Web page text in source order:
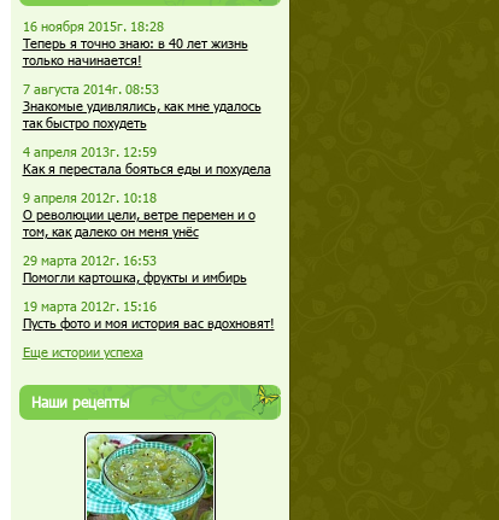
16 ноября 2015г. 18:28
Теперь я точно знаю: в 40 лет жизнь
только начинается!
7 августа 2014г. 08:53
Знакомые удивлялись, как мне удалось
так быстро похудеть
4 апреля 2013г. 12:59
Как я перестала бояться еды и похудела
9 апреля 2012г. 10:18
О революции цели, ветре перемен и о
том, как далеко он меня унёс
29 марта 2012г. 16:53
Помогли картошка, фрукты и имбирь
19 марта 2012г. 15:16
Пусть фото и моя история вас вдохновят!
Еще истории успеха
Наши рецепты